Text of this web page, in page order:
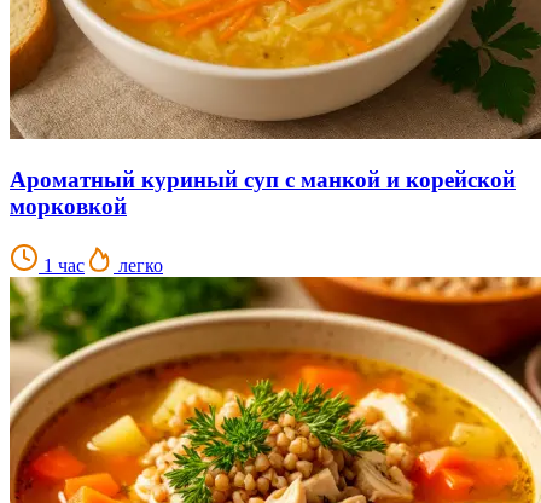
Ароматный куриный суп с манкой и корейской
морковкой
1 час легко